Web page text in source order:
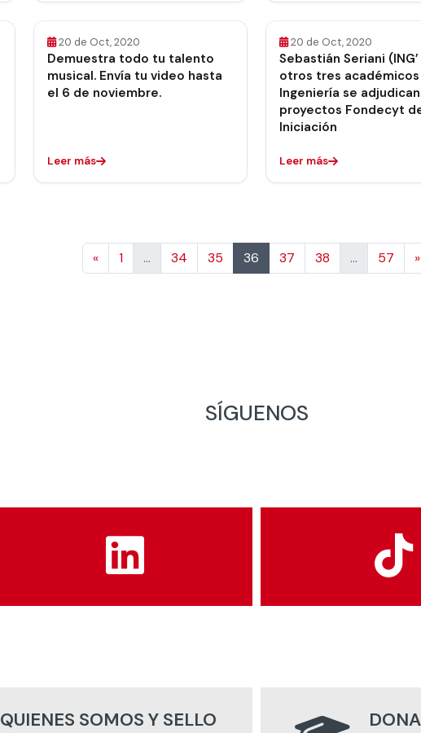
20 de Oct, 2020
Demuestra todo tu talento
musical. Envía tu video hasta
el 6 de noviembre.
Leer más
20 de Oct, 2020
Sebastián Seriani
otros tres
Ingeniería se
proyectos Fondecyt
Iniciación
Leer más
«Anterior
1 … 34 35 36 37 38 … 57 »
SÍGUENOS
QUIENES SOMOS Y SELLO